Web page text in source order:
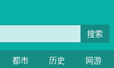
搜索
都市 历史
网游